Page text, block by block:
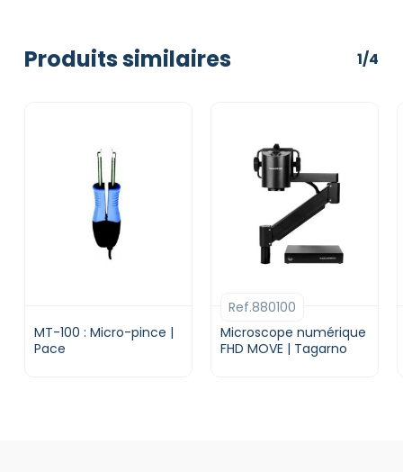
Produits similaires 1/4
MT-100 : Micro-pince |
Pace
Microscope numérique
FHD MOVE | Tagarno
Ref.880100